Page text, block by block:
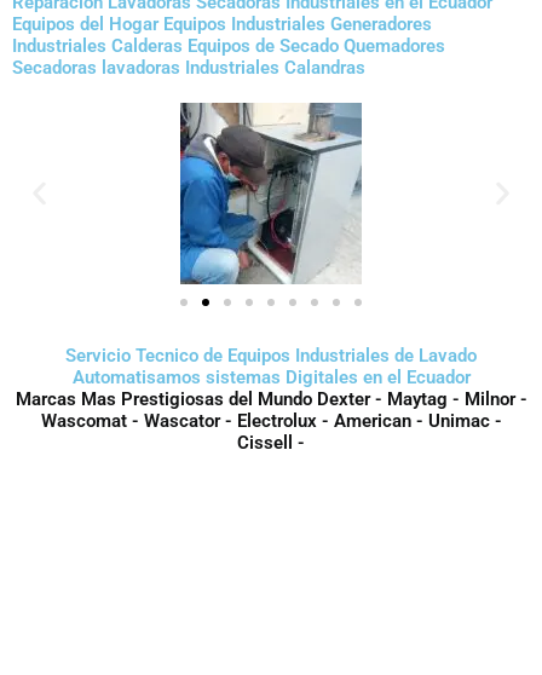
Equipos del Hogar Equipos Industriales Generadores
Industriales Calderas Equipos de Secado Quemadores
Secadoras lavadoras Industriales Calandras
Servicio Tecnico de Equipos Industriales de Lavado
Automatisamos sistemas Digitales en el Ecuador
Marcas Mas Prestigiosas del Mundo Dexter - Maytag - Milnor -
Wascomat - Wascator - Electrolux - American - Unimac -
Cissell -